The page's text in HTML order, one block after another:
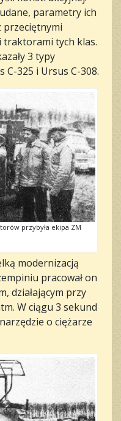
parametry ich
przeciętnymi
traktorami tych klas.
3 typy
325 i Ursus C-308.
przybyła ekipa ZM
modernizacją
pracował on
działającym przy
W ciągu 3 sekund
o ciężarze